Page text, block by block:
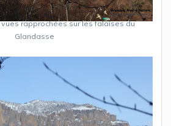
rapprochées sur les falaises du
Glandasse